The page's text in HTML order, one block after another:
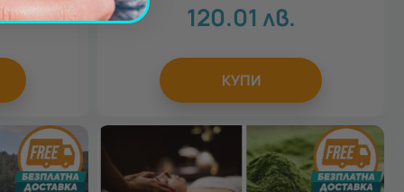
120.01 лв.
КУПИ